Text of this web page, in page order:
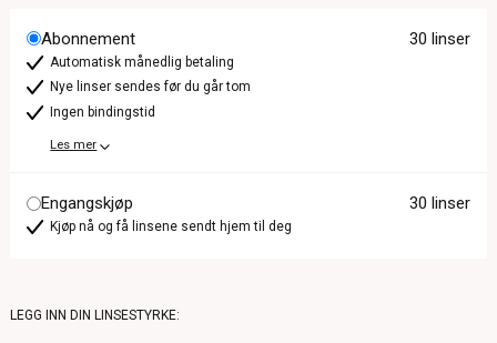
Abonnement 30 linser
Automatisk månedlig betaling
Nye linser sendes før du går tom
Ingen bindingstid
Les mer
Engangskjøp 30 linser
Kjøp nå og få linsene sendt hjem til deg
LEGG INN DIN LINSESTYRKE: